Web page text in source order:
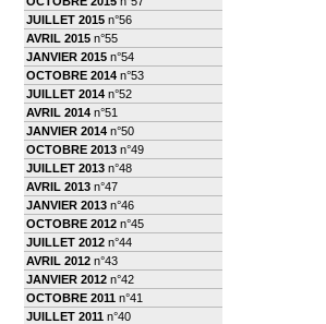
JUILLET 2015 n°56
AVRIL 2015 n°55
JANVIER 2015 n°54
OCTOBRE 2014 n°53
JUILLET 2014 n°52
AVRIL 2014 n°51
JANVIER 2014 n°50
OCTOBRE 2013 n°49
JUILLET 2013 n°48
AVRIL 2013 n°47
JANVIER 2013 n°46
OCTOBRE 2012 n°45
JUILLET 2012 n°44
AVRIL 2012 n°43
JANVIER 2012 n°42
OCTOBRE 2011 n°41
JUILLET 2011 n°40